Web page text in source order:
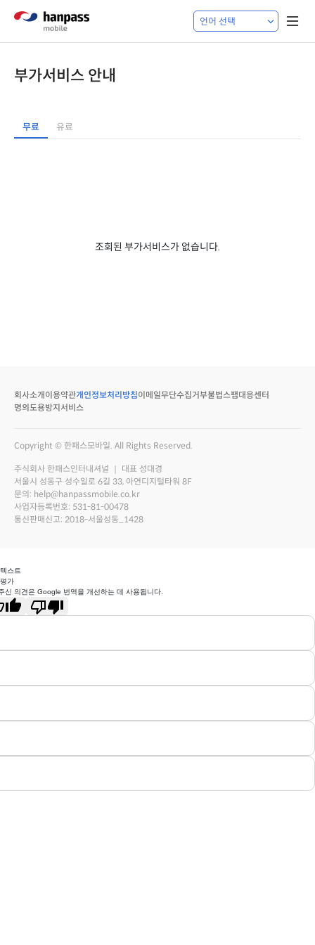
부가서비스 안내
무료 유료
조회된 부가서비스가 없습니다.
회사소개 이용약관개인정보처리방침이메일무단수집거부불법스팸대응센터
명의도용방지서비스
Copyright © 한패스모바일. All Rights Reserved.
주식회사 한패스인터내셔널 ｜ 대표 성대경
서울시 성동구 성수일로 6길 33, 아연디지털타워 8F
문의: help@hanpassmobile.co.kr
사업자등록번호: 531-81-00478
통신판매신고: 2018-서울성동_1428
스트
가
신 의견은 Google 번역을 개선하는 데 사용됩니다.